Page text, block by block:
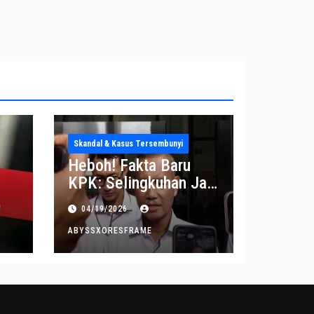
Skandal & Kasus Tersembunyi
Heboh! Fakta Baru
KPK: Selingkuhan Jadi
Tujuan Utama Uang
Korupsi
04/19/2026
ABYSSXORESFRAME